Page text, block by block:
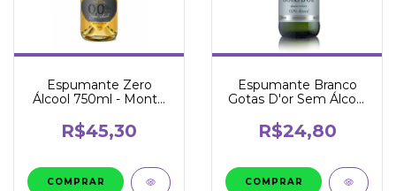
Espumante Zero
Álcool 750ml - Monte
R$45,30
Espumante Branco
Gotas D'or Sem Álcool
R$24,80